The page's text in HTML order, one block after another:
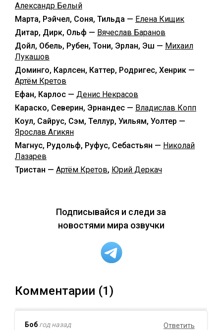
Александр Белый
Марта, Рэйчел, Соня, Тильда — Елена Кищик
Дитар, Дирк, Ольф — Вячеслав Баранов
Дойл, Обель, Рубен, Тони, Эрлан, Эш — Михаил
Лукашов
Доминго, Карлсен, Каттер, Родригес, Хенрик —
Артём Кретов
Ефан, Карлос — Денис Некрасов
Караско, Северин, Эрнандес — Владислав Копп
Коул, Сайрус, Сэм, Теллур, Уильям, Уолтер —
Ярослав Агикян
Магнус, Рудольф, Руфус, Себастьян — Николай
Лазарев
Тристан — Артём Кретов, Юрий Деркач
Подписывайся и следи за
новостями мира озвучки
Комментарии (1)
Ответить
Боб год назад